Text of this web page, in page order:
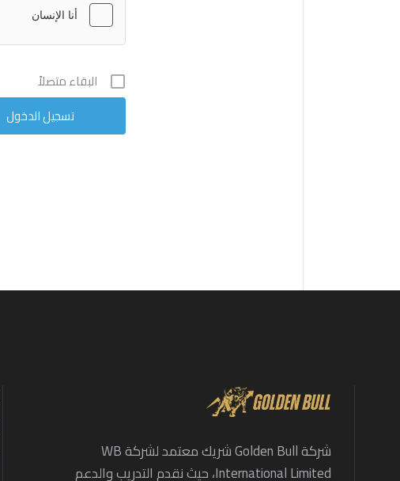
البقاء متصلاً
شركة Golden Bull شريك معتمد لشركة WB
International Limited، حيث نقدم التدريب والدعم